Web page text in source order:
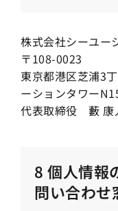
株式会社シーユー
〒108-0023
東京都港区芝浦3
ーションタワー
代表取締役 藪 康
8 個人情報
問い合わせ